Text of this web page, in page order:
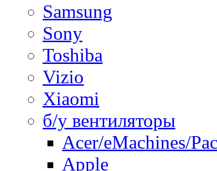
Samsung
Sony
Toshiba
Vizio
Xiaomi
б/у вентиляторы
Acer/eMachines/
Apple